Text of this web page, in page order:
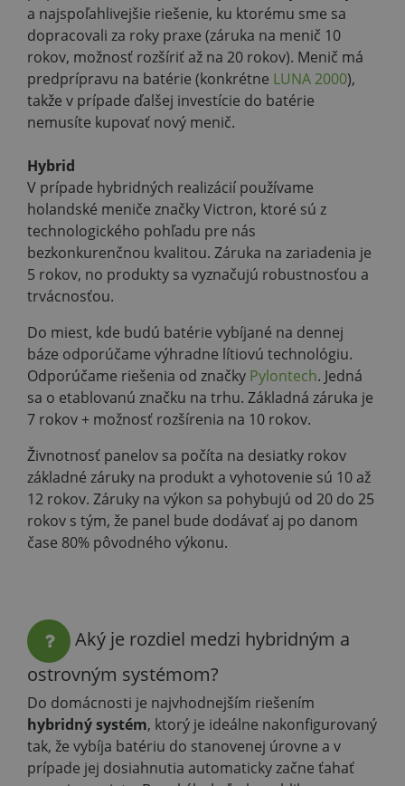
a najspoľahlivejšie riešenie, ku ktorému sme sa
dopracovali za roky praxe (záruka na menič 10
rokov, možnosť rozšíriť až na 20 rokov). Menič má
predprípravu na batérie (konkrétne LUNA 2000),
takže v prípade ďalšej investície do batérie
nemusíte kupovať nový menič.
Hybrid
V prípade hybridných realizácií používame
holandské meniče značky Victron, ktoré sú z
technologického pohľadu pre nás
bezkonkurenčnou kvalitou. Záruka na zariadenia je
5 rokov, no produkty sa vyznačujú robustnosťou a
trvácnosťou.
Do miest, kde budú batérie vybíjané na dennej
báze odporúčame výhradne lítiovú technológiu.
Odporúčame riešenia od značky Pylontech. Jedná
sa o etablovanú značku na trhu. Základná záruka je
7 rokov + možnosť rozšírenia na 10 rokov.
Živnotnosť panelov sa počíta na desiatky rokov
základné záruky na produkt a vyhotovenie sú 10 až
12 rokov. Záruky na výkon sa pohybujú od 20 do 25
rokov s tým, že panel bude dodávať aj po danom
čase 80% pôvodného výkonu.
Aký je rozdiel medzi hybridným a
ostrovným systémom?
Do domácnosti je najvhodnejším riešením
hybridný systém, ktorý je ideálne nakonfigurovaný
tak, že vybíja batériu do stanovenej úrovne a v
prípade jej dosiahnutia automaticky začne ťahať